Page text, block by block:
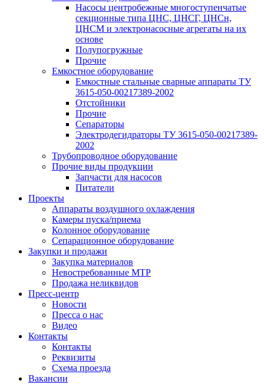
Насосы центробежные многоступенчатые
секционные типа ЦНС, ЦНСГ, ЦНСн,
ЦНСМ и электронасосные агрегаты на их
основе
Полупогружные
Прочие
Емкостное оборудование
Емкостные стальные сварные аппараты ТУ
3615-050-00217389-2002
Отстойники
Прочие
Сепараторы
Электродегидраторы ТУ 3615-050-00217389-
2002
Трубопроводное оборудование
Прочие виды продукции
Запчасти для насосов
Питатели
Проекты
Аппараты воздушного охлаждения
Камеры пуска/приема
Колонное оборудование
Сепарационное оборудование
Закупки и продажи
Закупка материалов
Невостребованные МТР
Продажа неликвидов
Пресс-центр
Новости
Пресса о нас
Видео
Контакты
Контакты
Реквизиты
Схема проезда
Вакансии